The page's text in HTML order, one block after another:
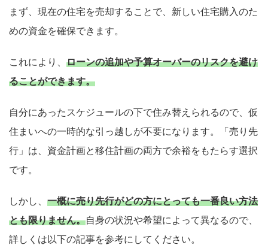
まず、現在の住宅を売却することで、新しい住宅購入のた
めの資金を確保できます。
これにより、 ローンの追加や予算オーバーのリスクを避け
ることができます。
自分にあったスケジュールの下で住み替えられるので、仮
住まいへの一時的な引っ越しが不要になります。「売り先
行」は、資金計画と移住計画の両方で余裕をもたらす選択
です。
しかし、 一概に売り先行がどの方にとっても一番良い方法
とも限りません。自身の状況や希望によって異なるので、
詳しくは以下の記事を参考にしてください。